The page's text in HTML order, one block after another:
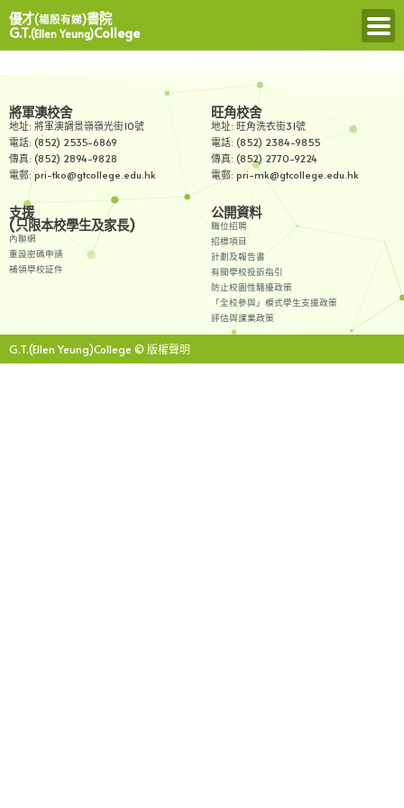
優才(楊殷有娣)書院
G.T.(Ellen Yeung)College
將軍澳校舍
地址: 將軍澳調景嶺嶺光街10號
電話: (852) 2535-6869
傳真: (852) 2894-9828
電郵: pri-tko@gtcollege.edu.hk
旺角校舍
地址: 旺角洗衣街31號
電話: (852) 2384-9855
傳真: (852) 2770-9224
電郵: pri-mk@gtcollege.edu.hk
支援
(只限本校學生及家長)
內聯網
重設密碼申請
補領學校証件
公開資料
職位招聘
招標項目
計劃及報告書
有關學校投訴指引
防止校園性騷擾政策
「全校參與」模式學生支援政策
評估與課業政策
G.T.(Ellen Yeung)College © 版權聲明